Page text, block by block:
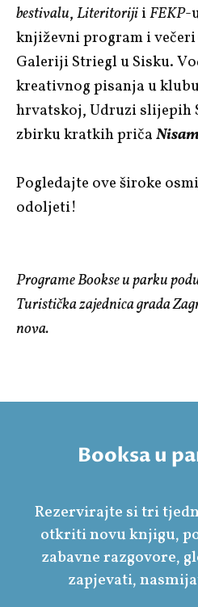
bestivalu,LiteritorijiiFEKP-
književni program i večeri
Galeriji Striegl u Sisku.
kreativnog pisanja u
hrvatskoj, Udruzi slijepih
zbirku kratkih pričaNisam
Pogledajte ove široke
odoljeti!
Programe Bookse u parku
Turistička zajednica grada
nova.
Booksa u
Rezervirajte si tri
otkriti novu knjigu,
zabavne razgovore,
zapjevati,